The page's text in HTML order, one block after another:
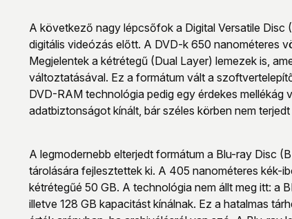
A következő nagy lépcsőfok a Digital Versatile
digitális videózás előtt. A DVD-k 650 nanométeres
Megjelentek a kétrétegű (Dual Layer) lemezek is,
változtatásával. Ez a formátum vált a
DVD-RAM technológia pedig egy érdekes
adatbiztonságot kínált, bár széles körben nem terjedt
A legmodernebb elterjedt formátum a Blu-ray Disc
tárolására fejlesztettek ki. A 405 nanométeres kék-
kétrétegűé 50 GB. A technológia nem állt meg itt: a
illetve 128 GB kapacitást kínálnak. Ez a hatalmas